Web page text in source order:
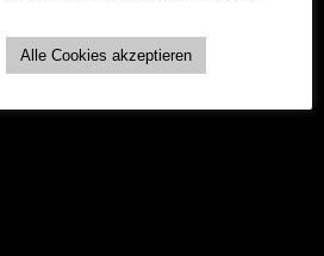
Alle Cookies akzeptieren